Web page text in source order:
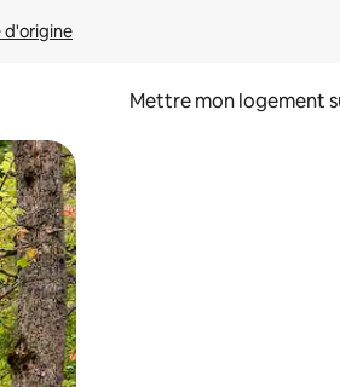
d'origine
Mettre mon logement